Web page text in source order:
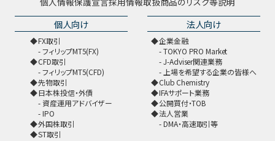
個人向け
FX取引
フィリップMT5(FX)
CFD取引
フィリップMT5(CFD)
先物取引
日本株投信・外債
資産運用アドバイザー
IPO
外国株取引
ST取引
法人向け
企業金融
TOKYO PRO Market
J-Adviser関連業務
上場を希望する企業の皆様へ
Club Chemistry
IFAサポート業務
公開買付・TOB
法人営業
DMA・高速取引等